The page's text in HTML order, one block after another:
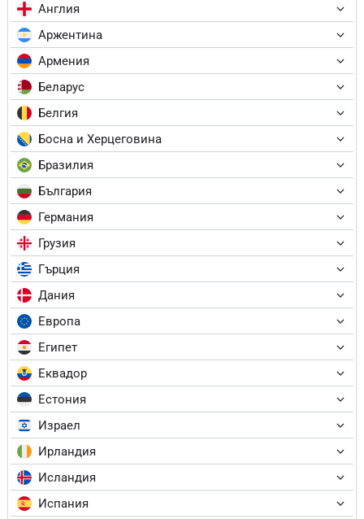
Англия
Аржентина
Армения
Беларус
Белгия
Босна и Херцеговина
Бразилия
България
Германия
Грузия
Гърция
Дания
Европа
Египет
Еквадор
Естония
Израел
Ирландия
Исландия
Испания